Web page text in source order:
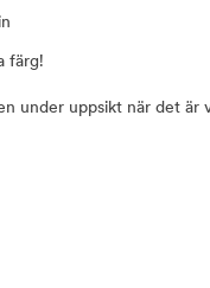
färg!
under uppsikt när det